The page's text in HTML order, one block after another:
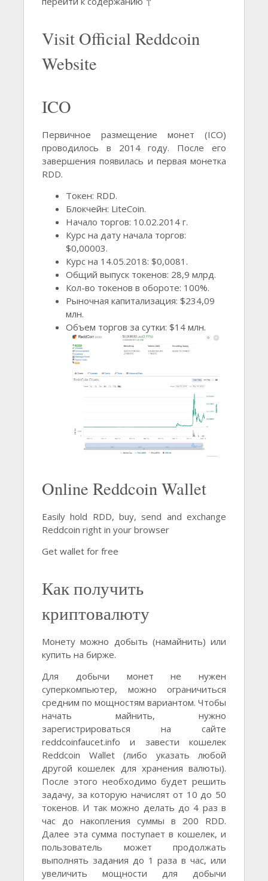
Visit Official Reddcoin
Website
ICO
Первичное размещение монет (ICO)
проводилось в 2014 году. После его
завершения появилась и первая монетка
RDD.
Токен: RDD.
Блокчейн: LiteCoin.
Начало торгов: 10.02.2014 г.
Курс на дату начала торгов:
$0,00003.
Курс на 14.05.2018: $0,0081.
Общий выпуск токенов: 28,9 млрд.
Кол-во токенов в обороте: 100%.
Рыночная капитализация: $234,09
млн.
Объем торгов за сутки: $14 млн.
Online Reddcoin Wallet
Easily hold RDD, buy, send and exchange
Reddcoin right in your browser
Get wallet for free
Как получить
криптовалюту
Монету можно добыть (намайнить) или
купить на бирже.
Для добычи монет не нужен
суперкомпьютер, можно ограничиться
средним по мощностям вариантом. Чтобы
начать майнить, нужно
зарегистрироваться на сайте
reddcoinfaucet.info и завести кошелек
Reddcoin Wallet (либо указать любой
другой кошелек для хранения валюты).
После этого необходимо будет решить
задачу, за которую начислят от 10 до 50
токенов. И так можно делать до 4 раз в
час до накопления суммы в 200 RDD.
Далее эта сумма поступает в кошелек, и
пользователь может продолжать
выполнять задания до 1 раза в час, или
увеличить мощности для добычи